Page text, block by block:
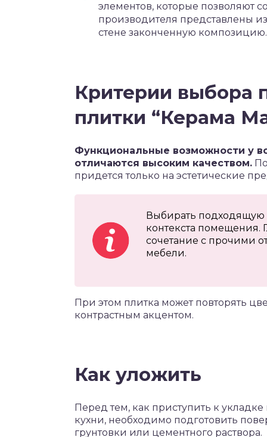
элементов, которые позволяют
производителя представлены
стене законченную композицию.
Критерии выбора
плитки “Керама
Функциональные возможности у
отличаются высоким качеством.
придется только на эстетические
Выбирать подходящую
контекста помещения.
сочетание с прочими
мебели.
При этом плитка может повторять
контрастным акцентом.
Как уложить
Перед тем, как приступить к
кухни, необходимо подготовить
грунтовки или цементного раствора.